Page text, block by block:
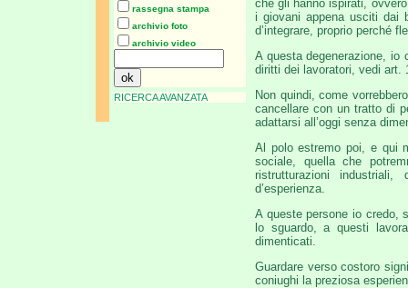
rassegna stampa
archivio foto
archivio video
RICERCA AVANZATA
che gli hanno ispirati,
i giovani appena usciti dai
d’integrare, proprio perché
A questa degenerazione, io
diritti dei lavoratori, vedi art.
Non quindi, come
cancellare con un tratto di
adattarsi all’oggi senza
Al polo estremo poi, e qui
sociale, quella che
ristrutturazioni industriali,
d’esperienza.
A queste persone io credo,
lo sguardo, a questi
dimenticati.
Guardare verso costoro
coniughi la preziosa